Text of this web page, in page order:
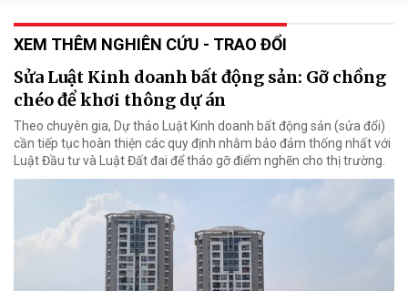
XEM THÊM NGHIÊN CỨU - TRAO ĐỔI
Sửa Luật Kinh doanh bất động sản: Gỡ chồng
chéo để khơi thông dự án
Theo chuyên gia, Dự thảo Luật Kinh doanh bất động sản (sửa đổi)
cần tiếp tục hoàn thiện các quy định nhằm bảo đảm thống nhất với
Luật Đầu tư và Luật Đất đai để tháo gỡ điểm nghẽn cho thị trường.